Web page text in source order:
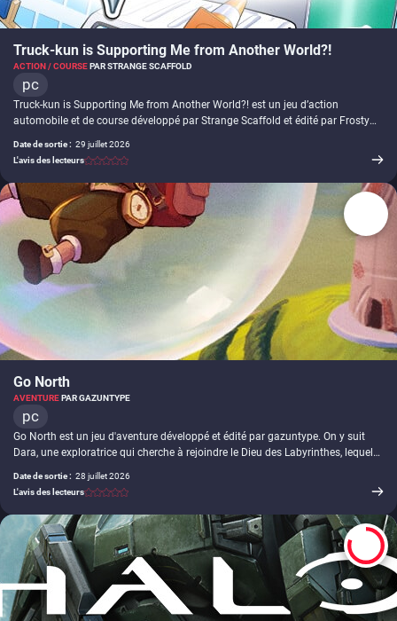
Truck-kun is Supporting Me from Another World?!
ACTION / COURSEPAR STRANGE SCAFFOLD
pc
Truck-kun is Supporting Me from Another World?! est un jeu d’action
automobile et de course développé par Strange Scaffold et édité par Frosty
camion magique responsable de l’envoi de Carissa Ward dans un monde de
fantasy. Pour l’aider à revenir, chaque course dans la ville côtière de Wenvale
consiste à effectuer des livraisons, éviter la police, percuter des obstacles et
remplir des objectifs répartis entre deux mondes. Les personnes renversées
deviennent des créatures que Carissa peut vaincre afin de gagner des étoiles
et de l’expérience. Les sessions fonctionnent par runs, avec un score à
optimiser, des objectifs renouvelés et un récit centré sur Carissa, le Portail
Galactique et le Roi Squelette.
Date de sortie : 29 juillet 2026
L'avis des lecteurs
Go North
AVENTUREPAR GAZUNTYPE
pc
Go North est un jeu d'aventure développé et édité par gazuntype. On y suit
Dara, une exploratrice qui cherche à rejoindre le Dieu des Labyrinthes, lequel
parvient jusqu'à lui. Le principe tient en une règle : la sortie de chaque
labyrinthe se trouve toujours au nord. La traversée, en vue à la troisième
personne, mène à travers des décors variés (forêts, couloirs bordés d'étagères,
îles flottantes) ponctués d'énigmes, de personnages à aider et d'objets à
dénicher.
Date de sortie : 28 juillet 2026
L'avis des lecteurs
8